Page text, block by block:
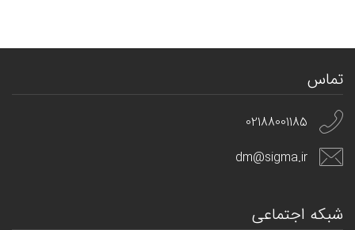
تماس
02188001185
dm@sigma.ir
شبکه اجتماعی